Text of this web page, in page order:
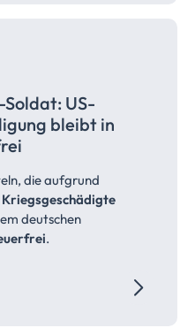
US-
bleibt in
die aufgrund
Kriegsgeschädigte
deutschen
.